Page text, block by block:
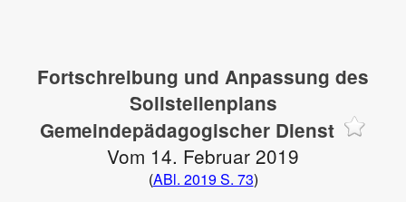
Fortschreibung und Anpassung des
Sollstellenplans
Gemeindepädagogischer Dienst
Vom 14. Februar 2019
(ABl. 2019 S. 73)